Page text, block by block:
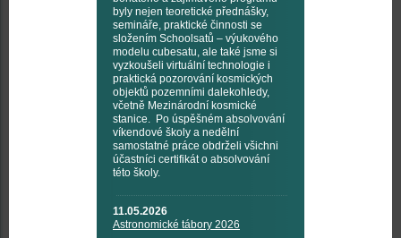
byly nejen teoretické přednášky,
semináře, praktické činnosti se
složením Schoolsatů – výukového
modelu cubesatu, ale také jsme si
vyzkoušeli virtuální technologie i
praktická pozorování kosmických
objektů pozemními dalekohledy,
včetně Mezinárodní kosmické
stanice. Po úspěšném absolvování
víkendové školy a nedělní
samostatné práce obdrželi všichni
účastníci certifikát o absolvování
této školy.
11.05.2026
Astronomické tábory 2026